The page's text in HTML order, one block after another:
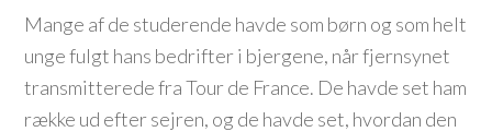
Mange af de studerende havde som børn og som helt
unge fulgt hans bedrifter i bjergene, når fjernsynet
transmitterede fra Tour de France. De havde set ham
række ud efter sejren, og de havde set, hvordan den